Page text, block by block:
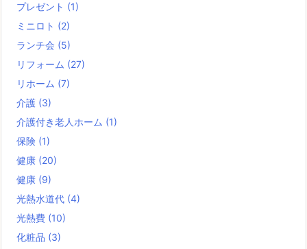
プレゼント (1)
ミニロト (2)
ランチ会 (5)
リフォーム (27)
リホーム (7)
介護 (3)
介護付き老人ホーム (1)
保険 (1)
健康 (20)
健康 (9)
光熱水道代 (4)
光熱費 (10)
化粧品 (3)